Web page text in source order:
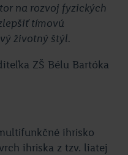
na rozvoj fyzických
tímovú
životný štýl.
ZŠ Bélu Bartóka
ihrisko
ihriska z tzv. liatej